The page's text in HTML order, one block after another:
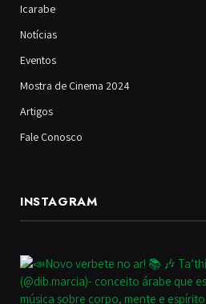
Icarabe
Notícias
Eventos
Mostra de Cinema 2024
Artigos
Fale Conosco
INSTAGRAM